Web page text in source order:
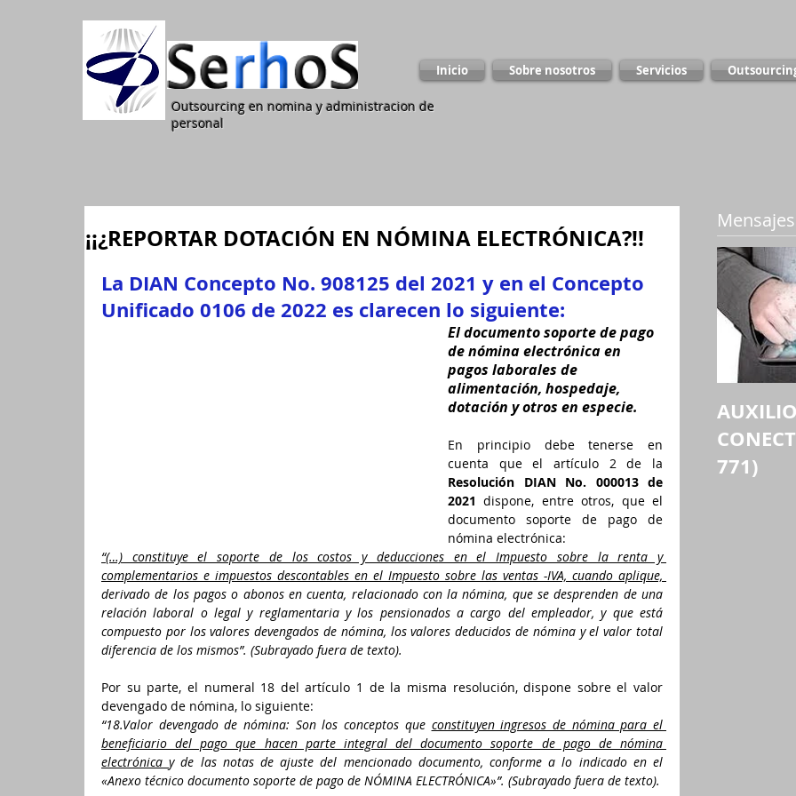
Inicio Sobre nosotros Servicios
Outsourcing en nomina y administracion de
personal
¡¡¿REPORTAR DOTACIÓN EN NÓMINA ELECTRÓNICA?!!
La DIAN Concepto No. 908125 del 2021 y en el Concepto
Unificado 0106 de 2022 es clarecen lo siguiente:
El documento soporte de pago
de nómina electrónica en
pagos laborales de
alimentación, hospedaje,
dotación y otros en especie.
En principio debe tenerse en
Resolución DIAN No. 000013 de
2021 dispone, entre otros, que el
documento soporte de pago de
nómina electrónica:
“(…) constituye el soporte de los costos y deducciones en el Impuesto sobre la renta y
derivado de los pagos o abonos en cuenta, relacionado con la nómina, que se desprenden de una
relación laboral o legal y reglamentaria y los pensionados a cargo del empleador, y que está
compuesto por los valores devengados de nómina, los valores deducidos de nómina y el valor total
diferencia de los mismos”. (Subrayado fuera de texto).
Por su parte, el numeral 18 del artículo 1 de la misma resolución, dispone sobre el valor
devengado de nómina, lo siguiente:
“18.Valor devengado de nómina: Son los conceptos que constituyen ingresos de nómina para el
beneficiario del pago que hacen parte integral del documento soporte de pago de nómina
electrónica y de las notas de ajuste del mencionado documento, conforme a lo indicado en el
771)